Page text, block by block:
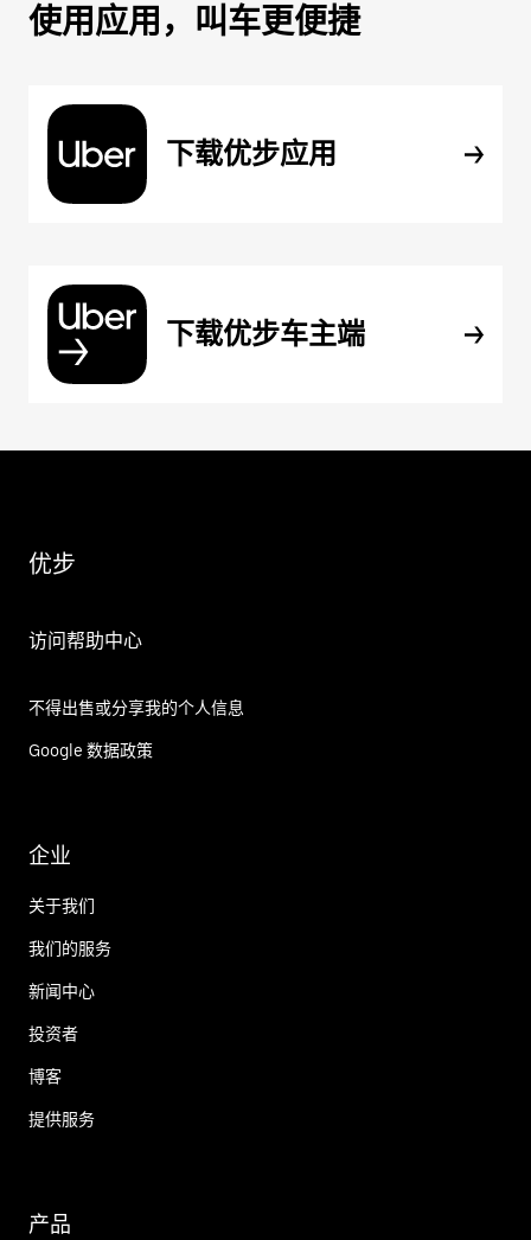
使用应用，叫车更便捷
下载优步应用
下载优步车主端
优步
访问帮助中心
不得出售或分享我的个人信息
Google 数据政策
企业
关于我们
我们的服务
新闻中心
投资者
博客
提供服务
产品